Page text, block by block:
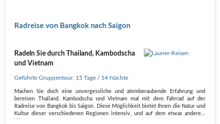
Radreise von Bangkok nach Saigon
Radeln Sie durch Thailand, Kambodscha
und Vietnam
Geführte Gruppentour, 15 Tage / 14 Nächte
Machen Sie doch eine unvergessliche und atemberaubende Erfahrung und
bereisen Thailand, Kambodscha und Vietnam mal mit dem Fahrrad auf der
Radreise von Bangkok bis Saigon. Diese Möglichkeit bietet Ihnen die Natur und
Kultur dieser verschiedenen Regionen intensiv, und auf dem etwas anderem